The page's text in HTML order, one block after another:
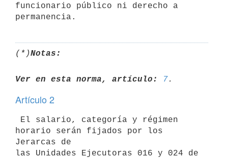
funcionario público ni derecho a
(*)Notas:
Ver en esta norma, artículo: 7
Artículo 2
horario serán fijados por los
Jerarcas de
las Unidades Ejecutoras 016 y 024 de